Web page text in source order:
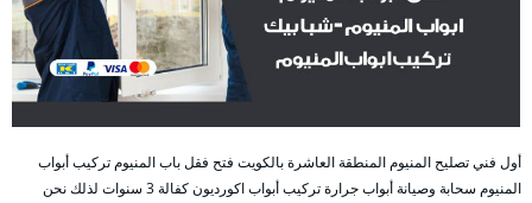
أول فني تصليح المنيوم المنطقة العاشرة بالكويت فتح فقل باب المنيوم تركيب أبواب
المنيوم سحابة وصيانة أبواب جرارة تركيب أبواب اكورديون كفالة 3 سنوات لذلك نحن